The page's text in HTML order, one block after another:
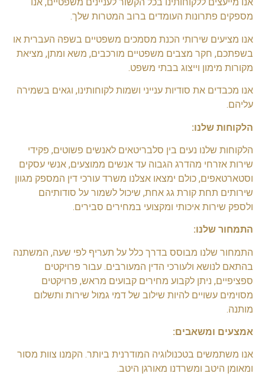
אנו מייעצים ללקוחותינו בכל הקשור לעניינים משפטיים, אנו
מספקים פתרונות העומדים ברוב המטרות שלך.
אנו מציעים שירותי הכנת מסמכים משפטיים בשפה העברית או
בשפתכם, חקר מצבים משפטיים מורכבים, משא ומתן, מציאת
מקורות מימון וייצוג בבתי משפט.
אנו מכבדים את סודיות ענייני ושמות לקוחותינו, וגאים בשמירה
עליהם.
הלקוחות שלנו:
הלקוחות שלנו נעים בין סלבריטאים לאנשים פשוטים, פקידי
שירות אזרחי מהדרג הגבוה עד אנשים ממוצעים, אנשי עסקים
וסטארטאפים, כולם ימצאו אצלנו משרד עורכי דין המספק מגוון
שירותים תחת קורת גג אחת, שיכול לשמור על סודותיהם
ולספק שירות איכותי ומקצועי במחירים סבירים.
התמחור שלנו:
התמחור שלנו מבוסס בדרך כלל על תעריף לפי שעה, המשתנה
בהתאם לנושא ולעורכי הדין המעורבים. עבור פרויקטים
ספציפיים, ניתן לקבוע מחירים קבועים מראש, פרויקטים
מסוימים עשויים להיות שילוב של דמי גמול שירות ותשלום
מותנה.
אמצעים ומשאבים:
אנו משתמשים בטכנולוגיה המודרנית ביותר. הקמנו צוות מסור
ומאומן היטב ומשרדנו מאורגן היטב.